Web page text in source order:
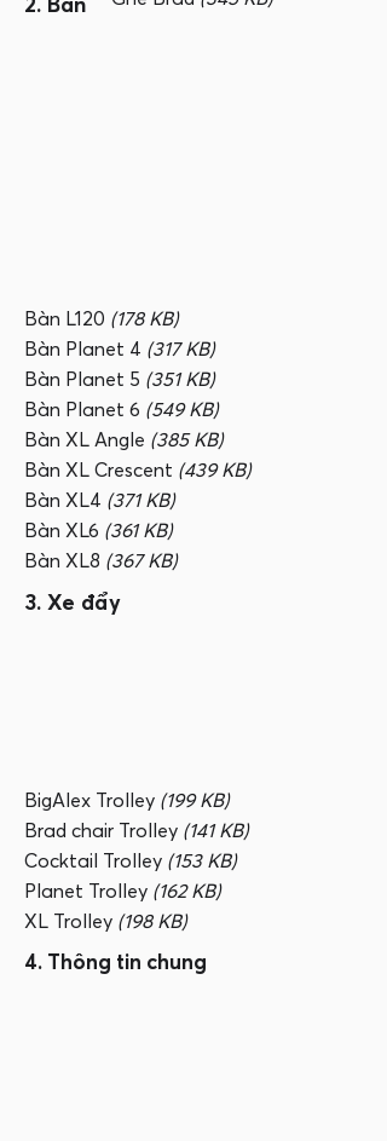
Bàn L120 (178 KB)
Bàn Planet 4 (317 KB)
Bàn Planet 5 (351 KB)
Bàn Planet 6 (549 KB)
Bàn XL Angle (385 KB)
Bàn XL Crescent (439 KB)
Bàn XL4 (371 KB)
Bàn XL6 (361 KB)
Bàn XL8 (367 KB)
3. Xe đẩy
BigAlex Trolley (199 KB)
Brad chair Trolley (141 KB)
Cocktail Trolley (153 KB)
Planet Trolley (162 KB)
XL Trolley (198 KB)
4. Thông tin chung